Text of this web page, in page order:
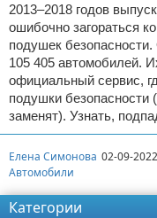
2013–2018 годов
ошибочно загораться
подушек
105 405 автомобилей.
официальный сервис,
подушки безопасности
заменят). Узнать,
Елена Симонова 02-09-
Автомобили
Категории